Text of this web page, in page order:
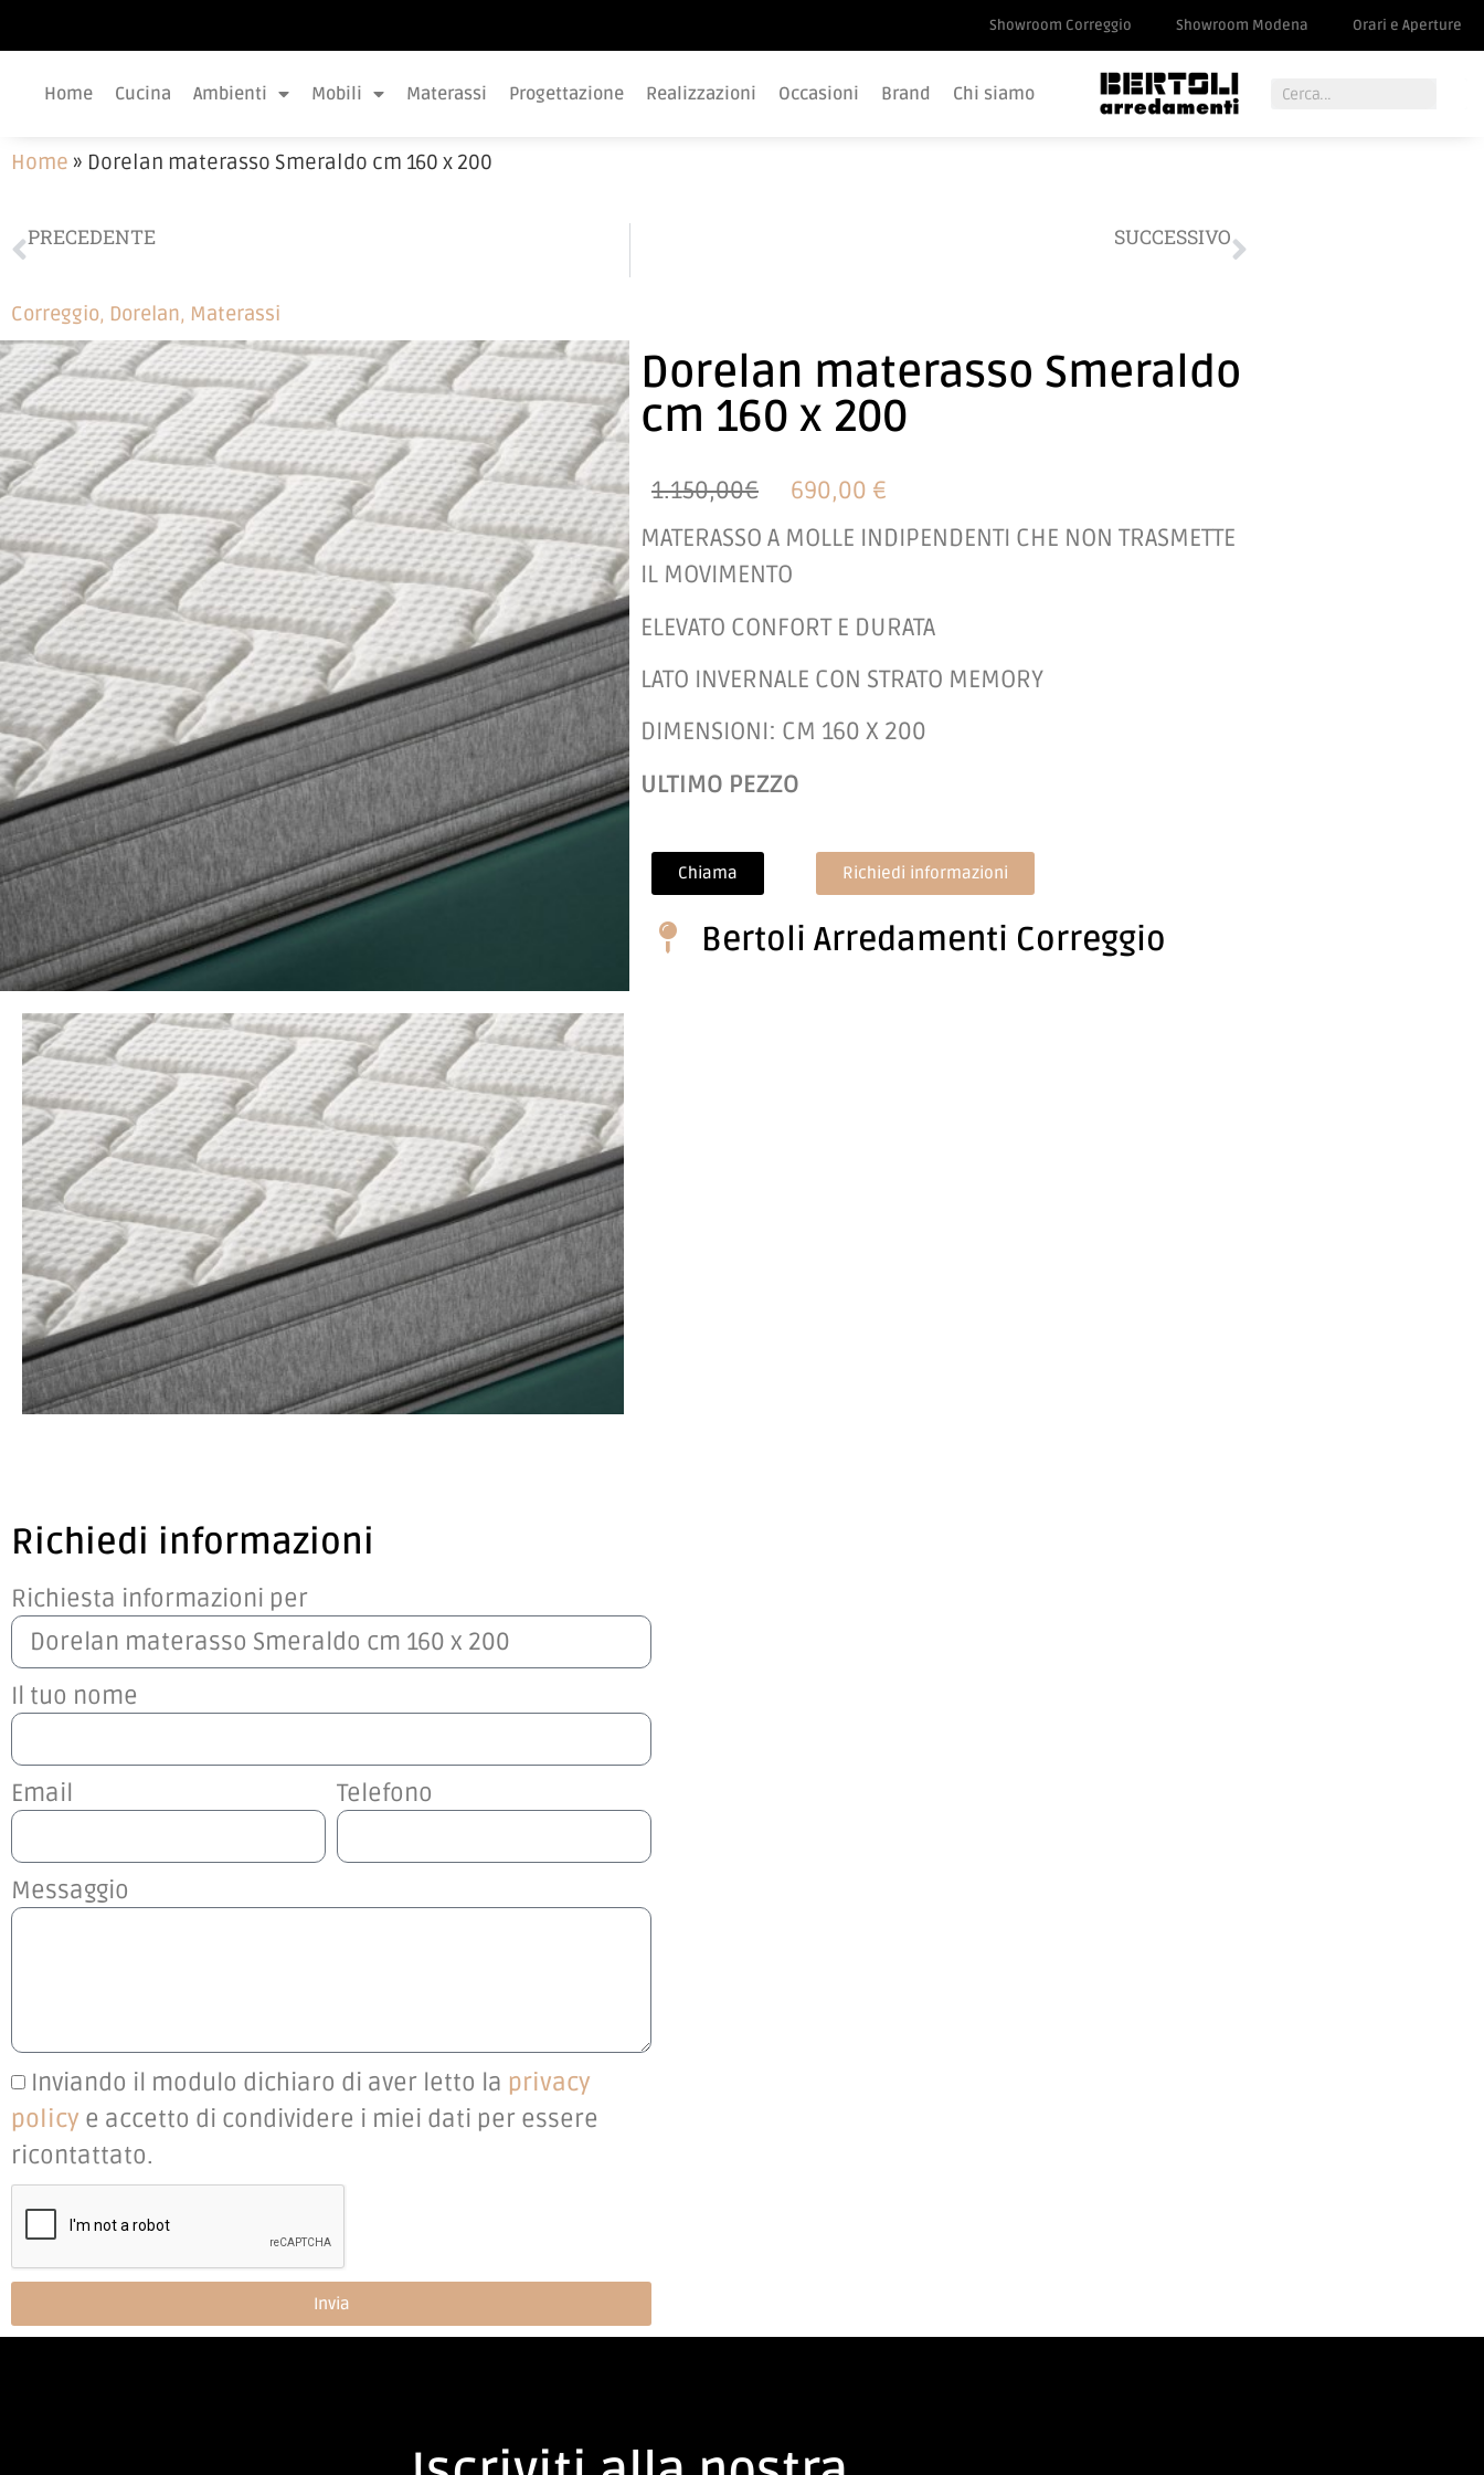
Showroom Correggio Showroom Modena Orari e Aperture
Home Cucina Ambienti Mobili Materassi Progettazione Realizzazioni Occasioni Brand Chi siamo
Home » Dorelan materasso Smeraldo cm 160 x 200
PRECEDENTE SUCCESSIVO
Correggio, Dorelan, Materassi
Dorelan materasso Smeraldo
cm 160 x 200
1.150,00€
690,00 €
MATERASSO A MOLLE INDIPENDENTI CHE NON TRASMETTE
IL MOVIMENTO
ELEVATO CONFORT E DURATA
LATO INVERNALE CON STRATO MEMORY
DIMENSIONI: CM 160 X 200
ULTIMO PEZZO
Chiama Richiedi informazioni
Bertoli Arredamenti Correggio
Richiedi informazioni
Richiesta informazioni per
Il tuo nome
Email Telefono
Messaggio
Inviando il modulo dichiaro di aver letto la privacy
policy e accetto di condividere i miei dati per essere
ricontattato.
Invia